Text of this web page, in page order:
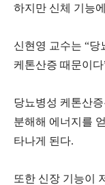
하지만 신체 기능
신현영 교수는 “당
케톤산증 때문이
당뇨병성 케톤산
분해해 에너지를
타나게 된다.
또한 신장 기능이